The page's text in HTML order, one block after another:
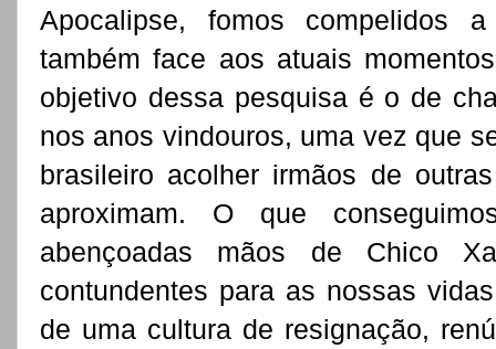
Apocalipse, fomos compelidos
também face aos atuais
objetivo dessa pesquisa é o de
nos anos vindouros, uma vez que
brasileiro acolher irmãos de
aproximam. O que
abençoadas mãos de Chico
contundentes para as nossas
de uma cultura de resignação,